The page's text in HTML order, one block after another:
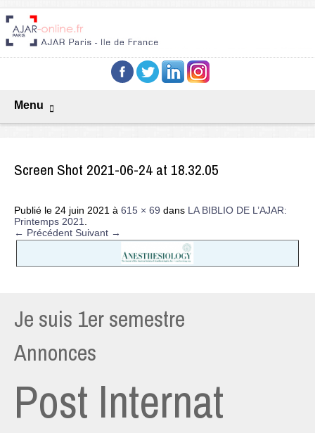
Menu
Screen Shot 2021-06-24 at 18.32.05
Publié le 24 juin 2021 à 615 × 69 dans LA BIBLIO DE L’AJAR:
Printemps 2021
← Précédent Suivant →
Je suis 1er semestre
Annonces
Post Internat